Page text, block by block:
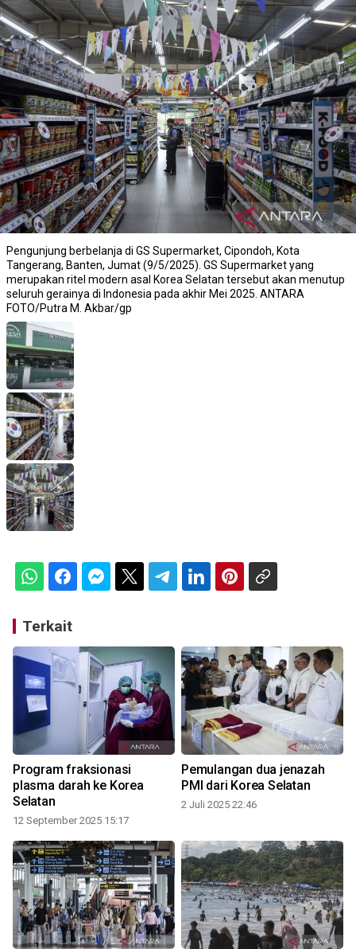
Pengunjung berbelanja di GS Supermarket, Cipondoh, Kota
Tangerang, Banten, Jumat (9/5/2025). GS Supermarket yang
merupakan ritel modern asal Korea Selatan tersebut akan menutup
seluruh gerainya di Indonesia pada akhir Mei 2025. ANTARA
FOTO/Putra M. Akbar/gp
Terkait
Program fraksionasi
plasma darah ke Korea
Selatan
12 September 2025 15:17
Pemulangan dua jenazah
PMI dari Korea Selatan
2 Juli 2025 22:46